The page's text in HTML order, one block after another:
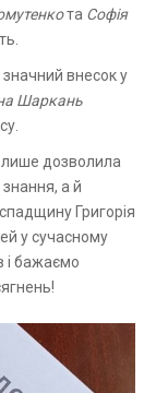
та Софія
значний внесок у
Шаркань
лише дозволила
а й
Григорія
у сучасному
і бажаємо